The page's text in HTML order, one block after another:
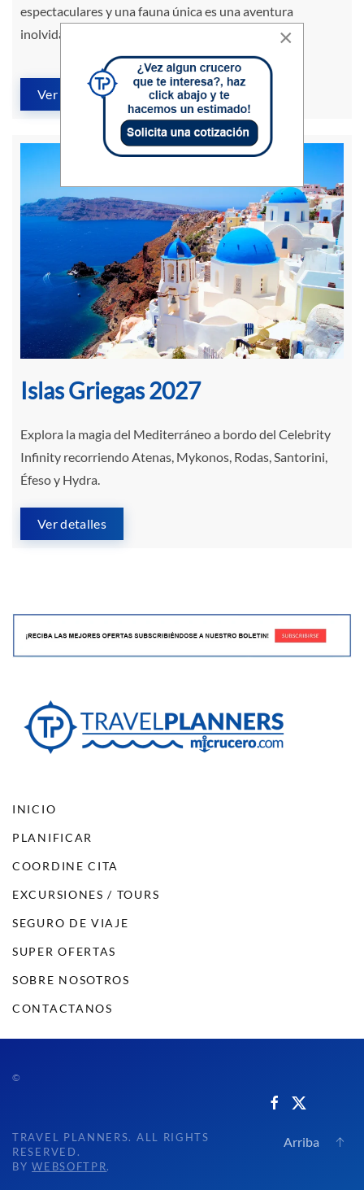
espectaculares y una fauna única es una aventura
inolvidable.
Ver detalles
Islas Griegas 2027
Explora la magia del Mediterráneo a bordo del Celebrity
Infinity recorriendo Atenas, Mykonos, Rodas, Santorini,
Éfeso y Hydra.
Ver detalles
INICIO
PLANIFICAR
COORDINE CITA
EXCURSIONES / TOURS
SEGURO DE VIAJE
SUPER OFERTAS
SOBRE NOSOTROS
CONTACTANOS
©
TRAVEL PLANNERS. ALL RIGHTS
RESERVED.
BYWEBSOFTPR.
Arriba
×